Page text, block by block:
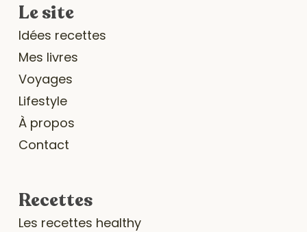
Le site
Idées recettes
Mes livres
Voyages
Lifestyle
À propos
Contact
Recettes
Les recettes healthy